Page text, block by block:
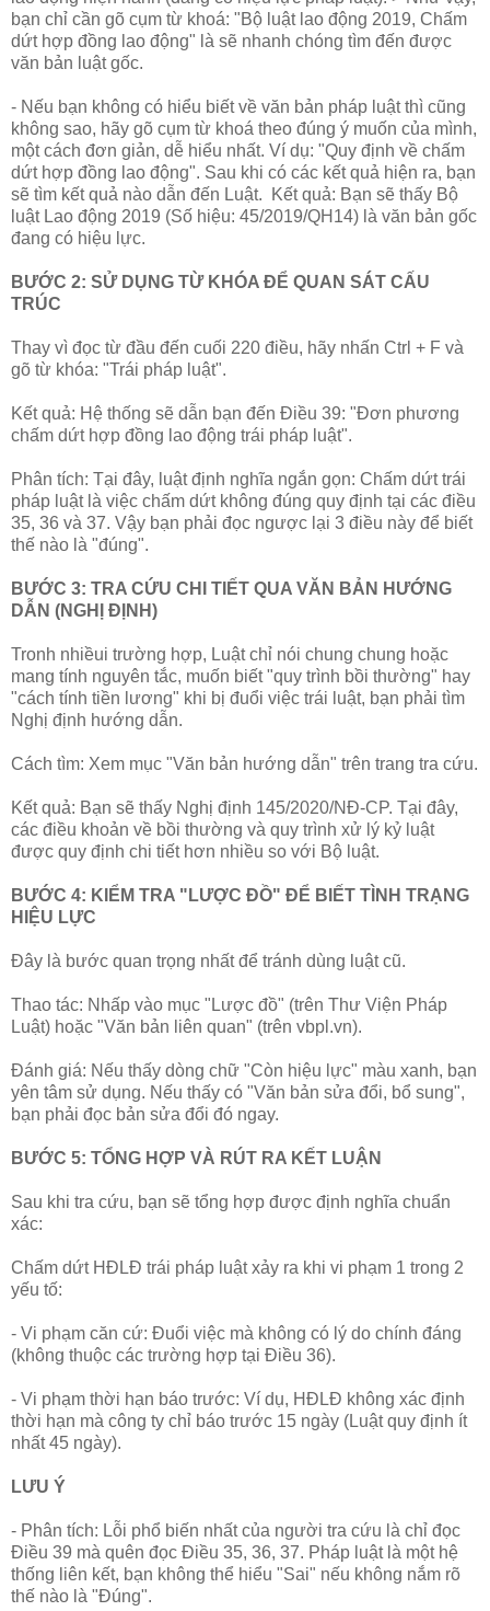
bạn chỉ cần gõ cụm từ khoá: "Bộ luật lao động 2019, Chấm
dứt hợp đồng lao động" là sẽ nhanh chóng tìm đến được
văn bản luật gốc.
- Nếu bạn không có hiểu biết về văn bản pháp luật thì cũng
không sao, hãy gõ cụm từ khoá theo đúng ý muốn của mình,
một cách đơn giản, dễ hiểu nhất. Ví dụ: "Quy định về chấm
dứt hợp đồng lao động". Sau khi có các kết quả hiện ra, bạn
sẽ tìm kết quả nào dẫn đến Luật. Kết quả: Bạn sẽ thấy Bộ
luật Lao động 2019 (Số hiệu: 45/2019/QH14) là văn bản gốc
đang có hiệu lực.
BƯỚC 2: SỬ DỤNG TỪ KHÓA ĐỂ QUAN SÁT CẤU
TRÚC
Thay vì đọc từ đầu đến cuối 220 điều, hãy nhấn Ctrl + F và
gõ từ khóa: "Trái pháp luật".
Kết quả: Hệ thống sẽ dẫn bạn đến Điều 39: "Đơn phương
chấm dứt hợp đồng lao động trái pháp luật".
Phân tích: Tại đây, luật định nghĩa ngắn gọn: Chấm dứt trái
pháp luật là việc chấm dứt không đúng quy định tại các điều
35, 36 và 37. Vậy bạn phải đọc ngược lại 3 điều này để biết
thế nào là "đúng".
BƯỚC 3: TRA CỨU CHI TIẾT QUA VĂN BẢN HƯỚNG
DẪN (NGHỊ ĐỊNH)
Tronh nhiềui trường hợp, Luật chỉ nói chung chung hoặc
mang tính nguyên tắc, muốn biết "quy trình bồi thường" hay
"cách tính tiền lương" khi bị đuổi việc trái luật, bạn phải tìm
Nghị định hướng dẫn.
Cách tìm: Xem mục "Văn bản hướng dẫn" trên trang tra cứu.
Kết quả: Bạn sẽ thấy Nghị định 145/2020/NĐ-CP. Tại đây,
các điều khoản về bồi thường và quy trình xử lý kỷ luật
được quy định chi tiết hơn nhiều so với Bộ luật.
BƯỚC 4: KIỂM TRA "LƯỢC ĐỒ" ĐỂ BIẾT TÌNH TRẠNG
HIỆU LỰC
Đây là bước quan trọng nhất để tránh dùng luật cũ.
Thao tác: Nhấp vào mục "Lược đồ" (trên Thư Viện Pháp
Luật) hoặc "Văn bản liên quan" (trên vbpl.vn).
Đánh giá: Nếu thấy dòng chữ "Còn hiệu lực" màu xanh, bạn
yên tâm sử dụng. Nếu thấy có "Văn bản sửa đổi, bổ sung",
bạn phải đọc bản sửa đổi đó ngay.
BƯỚC 5: TỔNG HỢP VÀ RÚT RA KẾT LUẬN
Sau khi tra cứu, bạn sẽ tổng hợp được định nghĩa chuẩn
xác:
Chấm dứt HĐLĐ trái pháp luật xảy ra khi vi phạm 1 trong 2
yếu tố:
- Vi phạm căn cứ: Đuổi việc mà không có lý do chính đáng
(không thuộc các trường hợp tại Điều 36).
- Vi phạm thời hạn báo trước: Ví dụ, HĐLĐ không xác định
thời hạn mà công ty chỉ báo trước 15 ngày (Luật quy định ít
nhất 45 ngày).
LƯU Ý
- Phân tích: Lỗi phổ biến nhất của người tra cứu là chỉ đọc
Điều 39 mà quên đọc Điều 35, 36, 37. Pháp luật là một hệ
thống liên kết, bạn không thể hiểu "Sai" nếu không nắm rõ
thế nào là "Đúng".